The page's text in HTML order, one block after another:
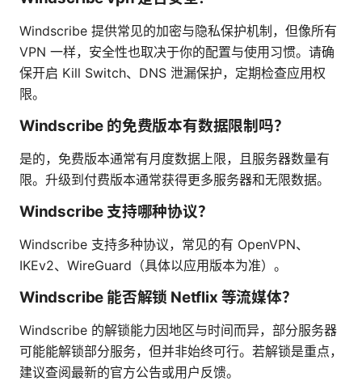
Windscribe 提供常见的加密与隐私保护机制，但像所有
VPN 一样，安全性也取决于你的配置与使用习惯。请确
保开启 Kill Switch、DNS 泄漏保护，定期检查应用权
限。
Windscribe 的免费版本有数据限制吗？
是的，免费版本通常有月度数据上限，且服务器数量有
限。升级到付费版本通常获得更多服务器和无限数据。
Windscribe 支持哪种协议？
Windscribe 支持多种协议，常见的有 OpenVPN、
IKEv2、WireGuard（具体以应用版本为准）。
Windscribe 能否解锁 Netflix 等流媒体？
Windscribe 的解锁能力因地区与时间而异，部分服务器
可能能解锁部分服务，但并非始终可行。若解锁是重点，
建议查阅最新的官方公告或用户反馈。